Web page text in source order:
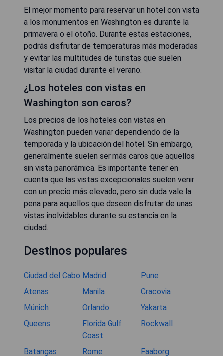
El mejor momento para reservar un hotel con vista
a los monumentos en Washington es durante la
primavera o el otoño. Durante estas estaciones,
podrás disfrutar de temperaturas más moderadas
y evitar las multitudes de turistas que suelen
visitar la ciudad durante el verano.
¿Los hoteles con vistas en
Washington son caros?
Los precios de los hoteles con vistas en
Washington pueden variar dependiendo de la
temporada y la ubicación del hotel. Sin embargo,
generalmente suelen ser más caros que aquellos
sin vista panorámica. Es importante tener en
cuenta que las vistas excepcionales suelen venir
con un precio más elevado, pero sin duda vale la
pena para aquellos que deseen disfrutar de unas
vistas inolvidables durante su estancia en la
ciudad.
Destinos populares
Ciudad del Cabo Madrid
Pune
Atenas
Manila
Cracovia
Múnich
Orlando
Yakarta
Queens
Florida Gulf
Coast
Rockwall
Batangas Rome Faaborg